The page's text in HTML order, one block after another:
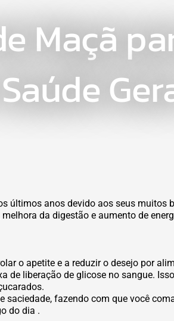
Maçã
últimos anos devido aos seus muitos
da digestão e aumento de
o apetite e a reduzir o desejo por
de liberação de glicose no sangue.
fazendo com que você
do dia .